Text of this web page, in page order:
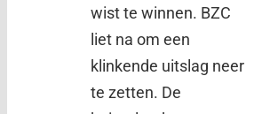
wist te winnen. BZC
liet na om een
klinkende uitslag neer
te zetten. De